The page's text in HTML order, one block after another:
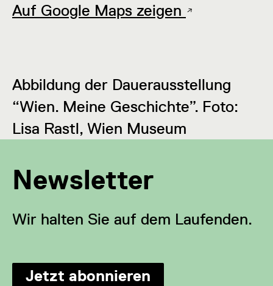
Auf Google Maps zeigen
Abbildung der Dauerausstellung
“Wien. Meine Geschichte”. Foto:
Lisa Rastl, Wien Museum
Newsletter
Wir halten Sie auf dem Laufenden.
Jetzt abonnieren